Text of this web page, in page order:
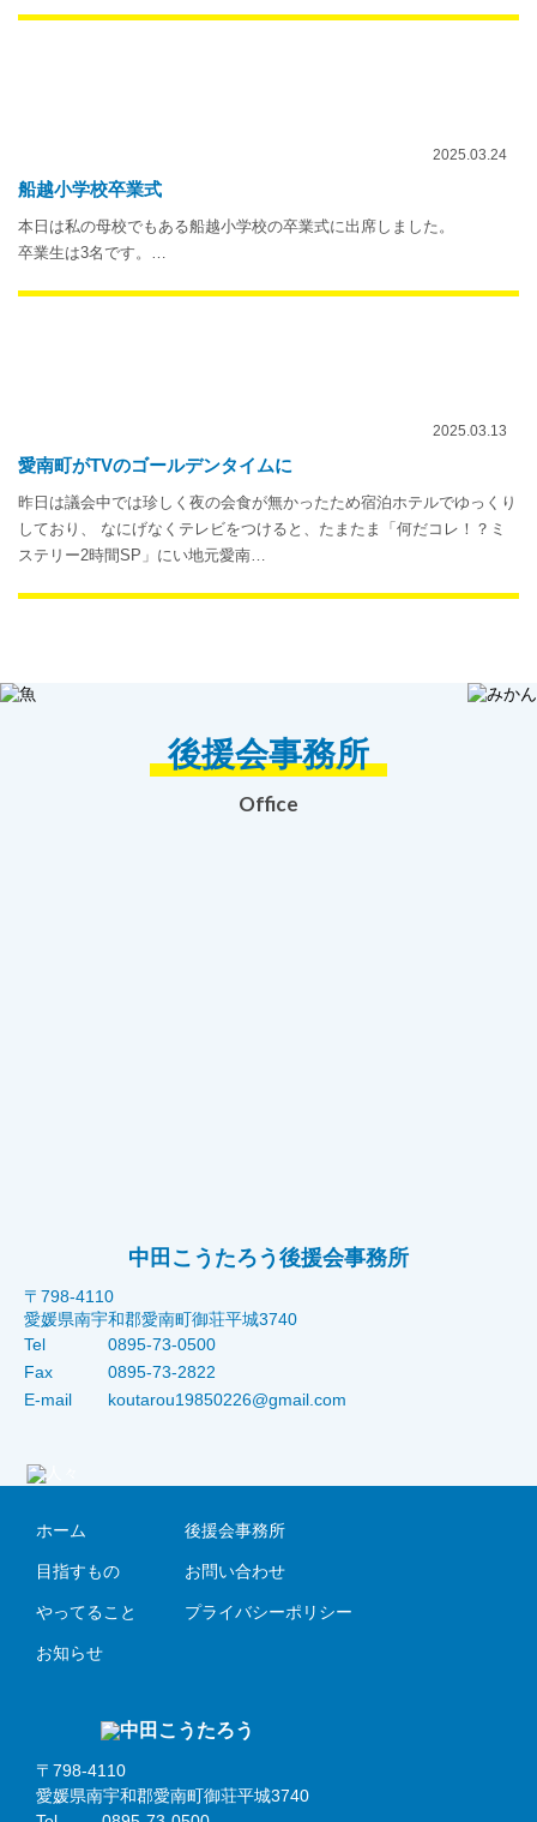
2025.03.24
船越小学校卒業式
本日は私の母校でもある船越小学校の卒業式に出席しました。
卒業生は3名です。…
2025.03.13
愛南町がTVのゴールデンタイムに
昨日は議会中では珍しく夜の会食が無かったため宿泊ホテルでゆっくり
しており、 なにげなくテレビをつけると、たまたま「何だコレ！？ミ
ステリー2時間SP」にい地元愛南…
後援会事務所
Office
中田こうたろう後援会事務所
〒798-4110
愛媛県南宇和郡愛南町御荘平城3740
Tel
0895-73-0500
Fax
0895-73-2822
E-mail
koutarou19850226@gmail.com
ホーム
目指すもの
やってること
お知らせ
後援会事務所
お問い合わせ
プライバシーポリシー
〒798-4110
愛媛県南宇和郡愛南町御荘平城3740